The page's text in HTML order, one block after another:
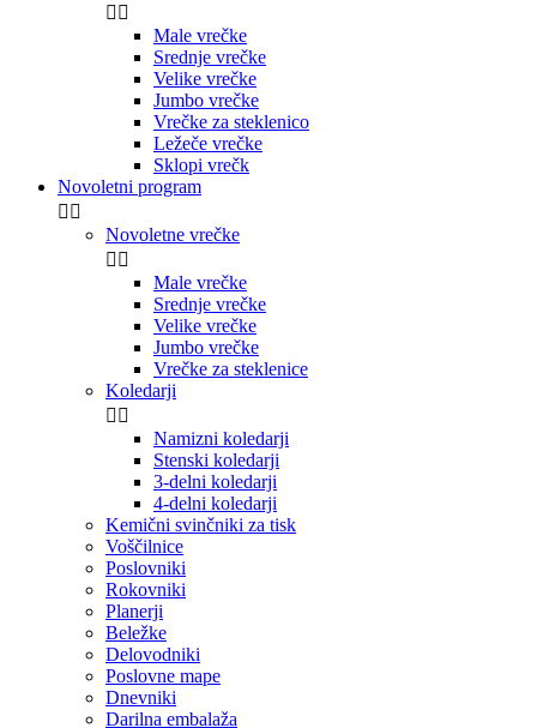
 
Male vrečke
Srednje vrečke
Velike vrečke
Jumbo vrečke
Vrečke za steklenico
Ležeče vrečke
Sklopi vrečk
Novoletni program
 
Novoletne vrečke
 
Male vrečke
Srednje vrečke
Velike vrečke
Jumbo vrečke
Vrečke za steklenice
Koledarji
 
Namizni koledarji
Stenski koledarji
3-delni koledarji
4-delni koledarji
Kemični svinčniki za tisk
Voščilnice
Poslovniki
Rokovniki
Planerji
Beležke
Delovodniki
Poslovne mape
Dnevniki
Darilna embalaža